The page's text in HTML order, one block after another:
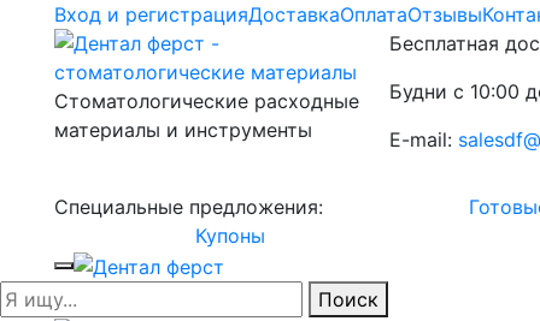
Вход и регистрацияДоставкаОплатаОтзывы
Стоматологические расходные
материалы и инструменты
Бесплатная
Будни с 10:00
E-mail:
Специальные предложения:
Купоны
Поиск